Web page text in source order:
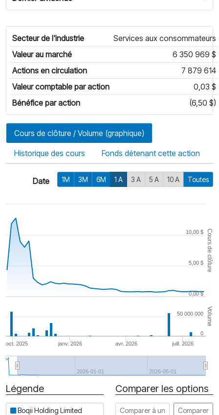
Secteur de l'industrie
Services aux consommateurs
Valeur au marché
6 350 969 $
Actions en circulation
7 879 614
Valeur comptable par action
0,03 $
Bénéfice par action
(6,50 $)
Cours de clôture / Volume (graphique)
Historique des cours Fonds détenant cette action
Date 1M 3M 6M 1 A 3 A 5 A 10 A Toutes
Cours de clôture
Volume
oct. 2025 janv. 2026 avr. 2026 juill. 2026
2026-01-01 2026-05-01
0,00 $
5,00 $
10,00 $
0
50 000 000
Date
Légende
Boqii Holding Limited
Comparer les options
Comparer à une autre action
Comparer